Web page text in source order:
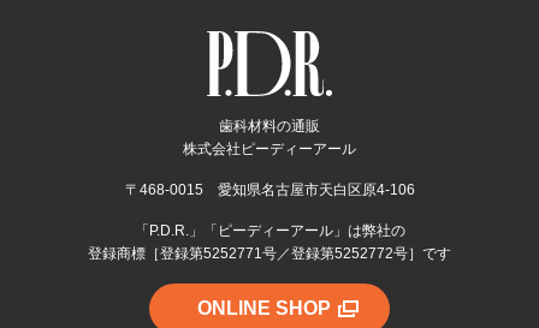
歯科材料の通販
株式会社ピーディーアール
〒468-0015 愛知県名古屋市天白区原4-106
「P.D.R.」「ピーディーアール」は弊社の
登録商標［登録第5252771号／登録第5252772号］です
ONLINE SHOP